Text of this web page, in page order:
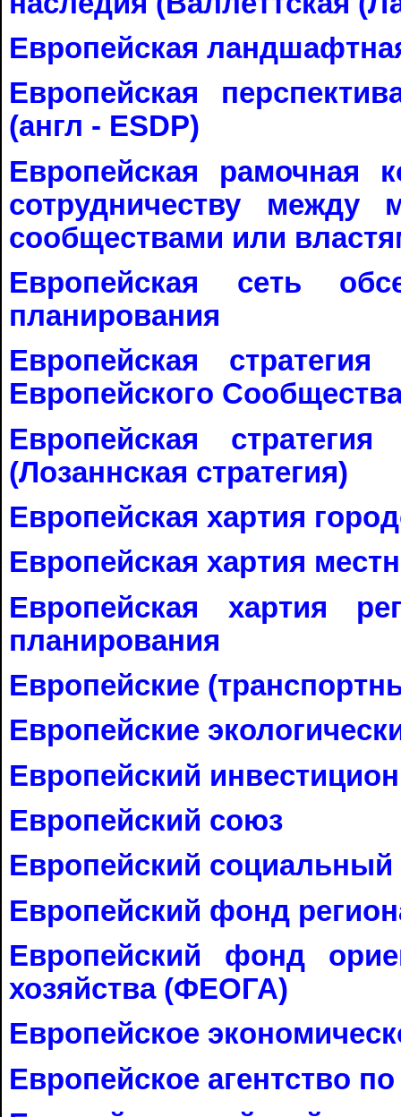
Европейская
Европейская
(англ - ESDP)
Европейская рамочная
сотрудничеству между
сообществами или
Европейская сеть
планирования
Европейская стратегия
Европейского
Европейская
(Лозаннская стратегия)
Европейская хартия
Европейская хартия
Европейская хартия
планирования
Европейские
Европейские
Европейский
Европейский cоюз
Европейский
Европейский фонд
Европейский фонд
хозяйства (ФЕОГА)
Европейское
Европейское агентство